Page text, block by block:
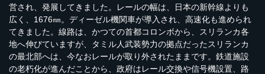
営され、発展してきました。レールの幅は、日本の新幹線よりも
広く、1676㎜。ディーゼル機関車が導入され、高速化も進められ
てきました。線路は、かつての首都コロンボから、スリランカ各
地へ伸びていますが、タミル人武装勢力の拠点だったスリランカ
の最北部へは、今なおレールが取り外されたままです。鉄道施設
の老朽化が進んだことから、政府はレール交換や信号機設置、路